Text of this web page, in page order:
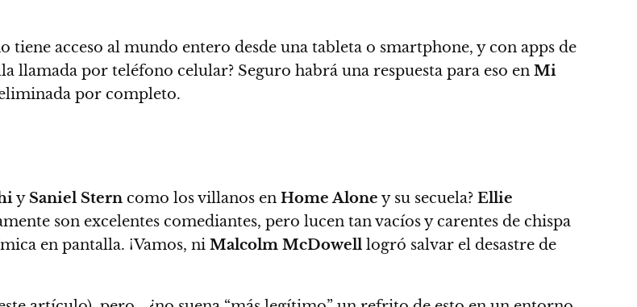
acceso al mundo entero desde una tableta o smartphone, y con apps de
llamada por teléfono celular? Seguro habrá una respuesta para eso en Mi
por completo.
y Saniel Stern como los villanos en Home Alone y su secuela? Ellie
son excelentes comediantes, pero lucen tan vacíos y carentes de chispa
en pantalla. ¡Vamos, ni Malcolm McDowell logró salvar el desastre de